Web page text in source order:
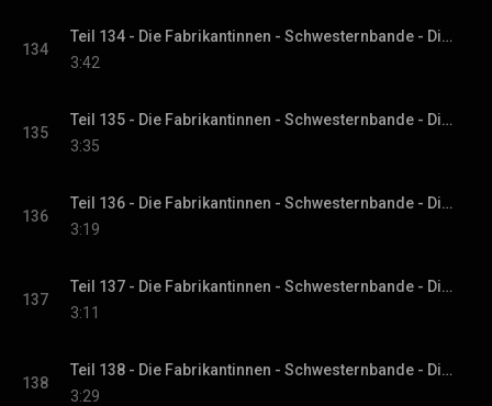
134
Teil 134 - Die Fabrikantinnen - Schwesternbande - Die Fabrikantinnen-Saga, Band 1
3:42
135
Teil 135 - Die Fabrikantinnen - Schwesternbande - Die Fabrikantinnen-Saga, Band 1
3:35
136
Teil 136 - Die Fabrikantinnen - Schwesternbande - Die Fabrikantinnen-Saga, Band 1
3:19
137
Teil 137 - Die Fabrikantinnen - Schwesternbande - Die Fabrikantinnen-Saga, Band 1
3:11
138
Teil 138 - Die Fabrikantinnen - Schwesternbande - Die Fabrikantinnen-Saga, Band 1
3:29